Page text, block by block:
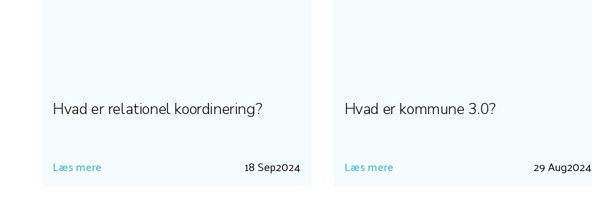
Hvad er relationel koordinering?
Læs mere 18 Sep2024
Hvad er kommune 3.0?
Læs mere 29 Aug2024